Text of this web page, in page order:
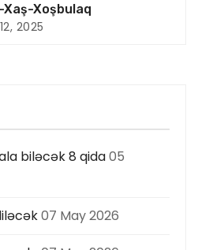
Xaş-Xoşbulaq
2025
ala biləcək 8 qida05
07 May 2026